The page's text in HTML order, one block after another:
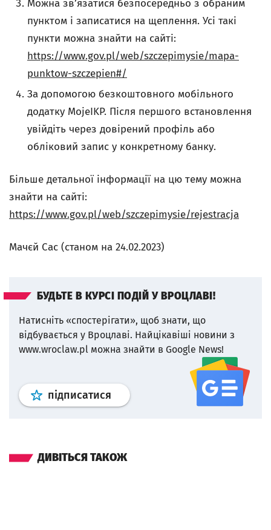
Можна зв’язатися безпосередньо з обраним
пунктом і записатися на щеплення. Усі такі
пункти можна знайти на сайті:
https://www.gov.pl/web/szczepimysie/mapa-
punktow-szczepien#/
За допомогою безкоштовного мобільного
додатку MojeIKP. Після першого встановлення
увійдіть через довірений профіль або
обліковий запис у конкретному банку.
Більше детальної інформації на цю тему можна
знайти на сайті:
https://www.gov.pl/web/szczepimysie/rejestracja
Мачєй Сас (станом на 24.02.2023)
БУДЬТЕ В КУРСІ ПОДІЙ У ВРОЦЛАВІ!
Натисніть «спостерігати», щоб знати, що
відбувається у Вроцлаві. Найцікавіші новини з
www.wroclaw.pl можна знайти в Google News!
підписатися Профіль google news
ДИВІТЬСЯ ТАКОЖ